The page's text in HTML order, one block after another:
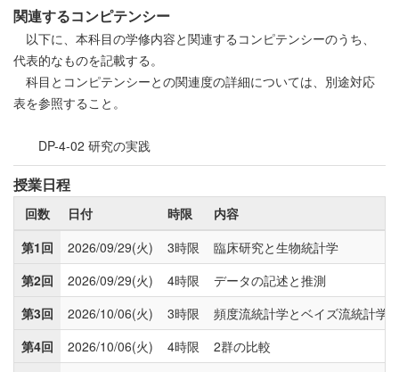
関連するコンピテンシー
以下に、本科目の学修内容と関連するコンピテンシーのうち、
代表的なものを記載する。
科目とコンピテンシーとの関連度の詳細については、別途対応
表を参照すること。
DP-4-02 研究の実践
授業日程
回数 日付 時限
内容
第1回
2026/09/29(火) 3時限
臨床研究と生物統計学
第2回
2026/09/29(火) 4時限
データの記述と推測
第3回
2026/10/06(火) 3時限
頻度流統計学とベイズ流統計学
第4回
2026/10/06(火) 4時限
2群の比較